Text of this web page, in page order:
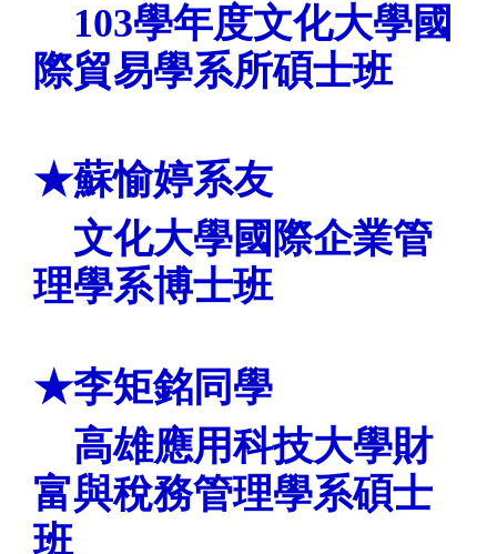
103學年度文化大學國
際貿易學系所碩士班
★蘇愉婷系友
文化大學國際企業管
理學系博士班
★李矩銘同學
高雄應用科技大學財
富與稅務管理學系碩士
班